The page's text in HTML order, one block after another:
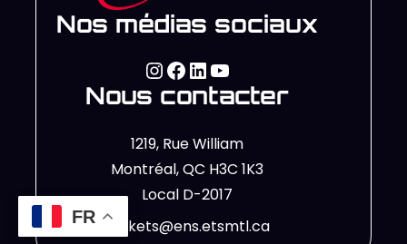
Nos médias sociaux
Nous contacter
1219, Rue William
Montréal, QC H3C 1K3
Local D-2017
rockets@ens.etsmtl.ca
FR